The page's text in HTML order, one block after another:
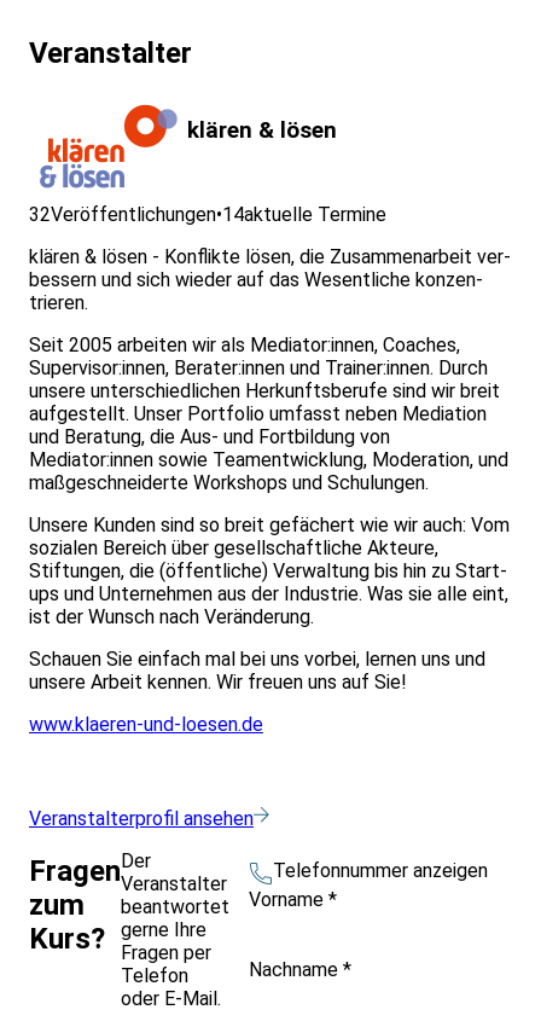
Veranstalter
klären & lösen
32Veröffentlichungen•14aktuelle Termine
klären & lösen - Konflikte lösen, die Zusammen­arbeit ver­
bessern und sich wieder auf das Wesent­liche konzen­
trieren.
Seit 2005 arbeiten wir als Mediator:innen, Coaches,
Supervisor:innen, Berater:innen und Trainer:innen. Durch
unsere unterschiedlichen Herkunftsberufe sind wir breit
aufgestellt. Unser Portfolio umfasst neben Mediation
und Beratung, die Aus- und Fortbildung von
Mediator:innen sowie Teamentwicklung, Moderation, und
maßgeschneiderte Workshops und Schulungen.
Unsere Kunden sind so breit gefächert wie wir auch: Vom
sozialen Bereich über gesellschaftliche Akteure,
Stiftungen, die (öffentliche) Verwaltung bis hin zu Start-
ups und Unternehmen aus der Industrie. Was sie alle eint,
ist der Wunsch nach Veränderung.
Schauen Sie einfach mal bei uns vorbei, lernen uns und
unsere Arbeit kennen. Wir freuen uns auf Sie!
www.klaeren-und-loesen.de
Veranstalterprofil ansehen
Fragen
zum
Kurs?
Der
Veranstalter
beantwortet
gerne Ihre
Fragen per
Telefon
oder E-Mail.
Telefonnummer anzeigen
Vorname *
Nachname *